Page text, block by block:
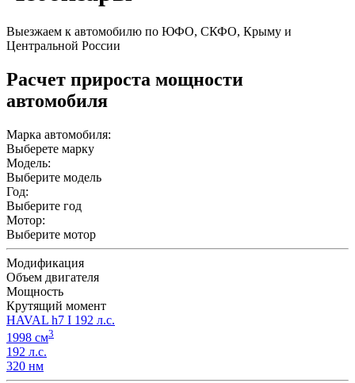
Выезжаем к автомобилю по ЮФО, СКФО, Крыму и
Центральной России
Расчет прироста мощности
автомобиля
Марка автомобиля:
Выберете марку
Модель:
Выберите модель
Год:
Выберите год
Мотор:
Выберите мотор
Модификация
Объем двигателя
Мощность
Крутящий момент
HAVAL h7 I 192 л.с.
1998 см3
192 л.с.
320 нм